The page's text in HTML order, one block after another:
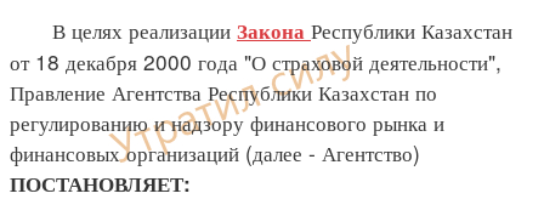
В целях реализации Закона Республики Казахстан
от 18 декабря 2000 года "О страховой деятельности",
Правление Агентства Республики Казахстан по
регулированию и надзору финансового рынка и
финансовых организаций (далее - Агентство)
ПОСТАНОВЛЯЕТ: